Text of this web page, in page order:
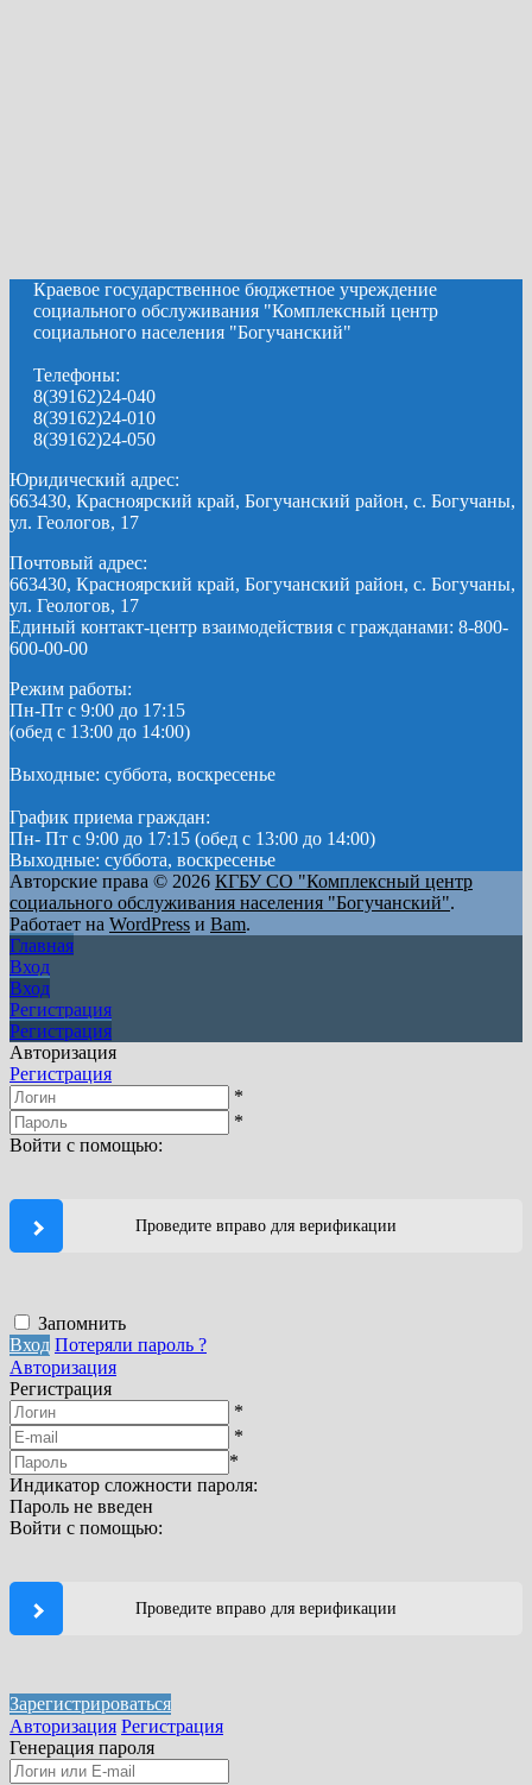
Краевое государственное бюджетное учреждение
социального обслуживания "Комплексный центр
социального населения "Богучанский"
Телефоны:
8(39162)24-040
8(39162)24-010
8(39162)24-050
Юридический адрес:
663430, Красноярский край, Богучанский район, с. Богучаны,
ул. Геологов, 17
Почтовый адрес:
663430, Красноярский край, Богучанский район, с. Богучаны,
ул. Геологов, 17
Единый контакт-центр взаимодействия с гражданами: 8-800-
600-00-00
Режим работы:
Пн-Пт с 9:00 до 17:15
(обед с 13:00 до 14:00)
Выходные: суббота, воскресенье
График приема граждан:
Пн- Пт с 9:00 до 17:15 (обед с 13:00 до 14:00)
Выходные: суббота, воскресенье
Авторские права © 2026 КГБУ СО "Комплексный центр
социального обслуживания населения "Богучанский".
Работает на WordPress и Bam.
Главная
Вход
Вход
Регистрация
Регистрация
Авторизация
Регистрация
*
*
Войти с помощью:
Проведите вправо для верификации
Запомнить
Вход Потеряли пароль ?
Авторизация
Регистрация
*
*
*
Индикатор сложности пароля:
Пароль не введен
Войти с помощью:
Проведите вправо для верификации
Зарегистрироваться
Авторизация Регистрация
Генерация пароля